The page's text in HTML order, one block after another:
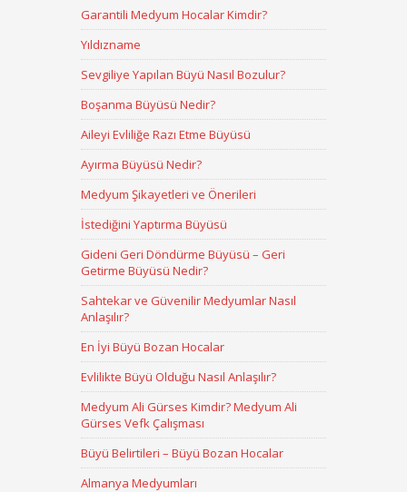
Garantili Medyum Hocalar Kimdir?
Yıldızname
Sevgiliye Yapılan Büyü Nasıl Bozulur?
Boşanma Büyüsü Nedir?
Aileyi Evliliğe Razı Etme Büyüsü
Ayırma Büyüsü Nedir?
Medyum Şikayetleri ve Önerileri
İstediğini Yaptırma Büyüsü
Gideni Geri Döndürme Büyüsü – Geri
Getirme Büyüsü Nedir?
Sahtekar ve Güvenilir Medyumlar Nasıl
Anlaşılır?
En İyi Büyü Bozan Hocalar
Evlilikte Büyü Olduğu Nasıl Anlaşılır?
Medyum Ali Gürses Kimdir? Medyum Ali
Gürses Vefk Çalışması
Büyü Belirtileri – Büyü Bozan Hocalar
Almanya Medyumları